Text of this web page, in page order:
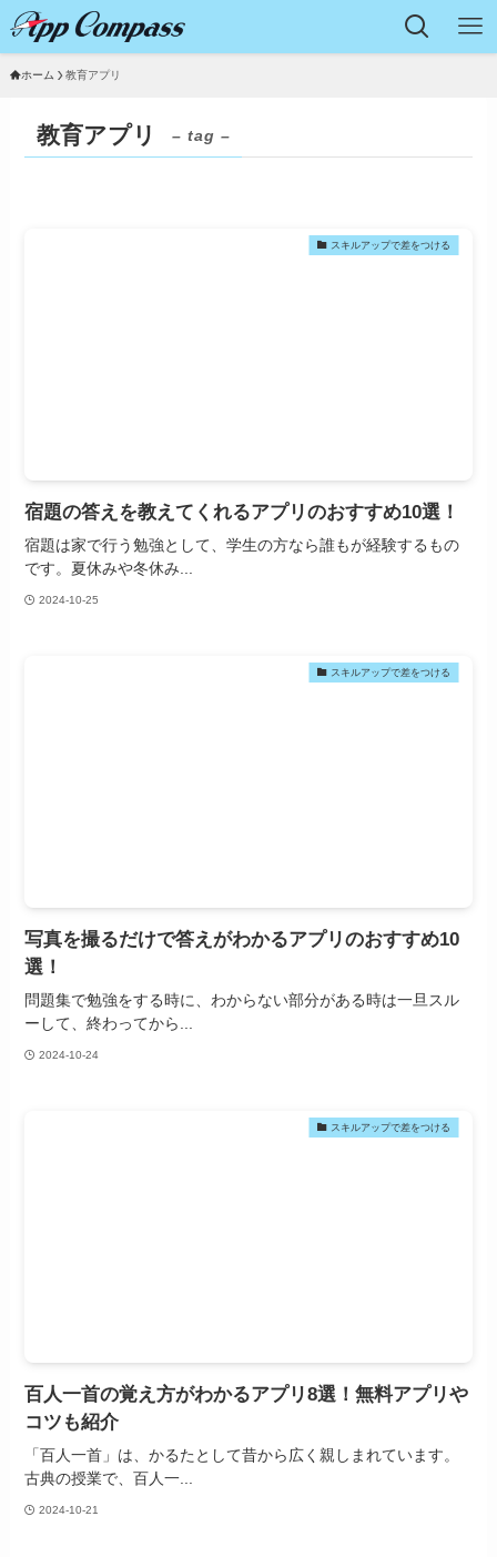
ホーム 教育アプリ
教育アプリ – tag –
スキルアップで差をつける
宿題の答えを教えてくれるアプリのおすすめ10選！
宿題は家で行う勉強として、学生の方なら誰もが経験するもの
です。夏休みや冬休み...
2024-10-25
スキルアップで差をつける
写真を撮るだけで答えがわかるアプリのおすすめ10
選！
問題集で勉強をする時に、わからない部分がある時は一旦スル
ーして、終わってから...
2024-10-24
スキルアップで差をつける
百人一首の覚え方がわかるアプリ8選！無料アプリや
コツも紹介
「百人一首」は、かるたとして昔から広く親しまれています。
古典の授業で、百人一...
2024-10-21